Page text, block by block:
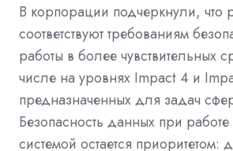
В корпорации подчеркнули, что
соответствуют требованиям
работы в более чувствительных
числе на уровнях Impact 4 и
предназначенных для задач
Безопасность данных при работе
системой остается приоритетом: